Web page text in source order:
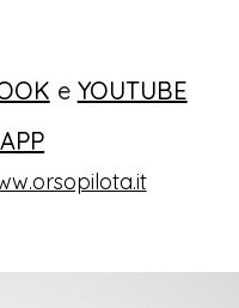
e YOUTUBE